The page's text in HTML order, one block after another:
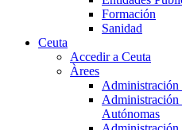
Formación
Sanidad
Ceuta
Accedir a Ceuta
Àrees
Administración
Administración
Autónomas